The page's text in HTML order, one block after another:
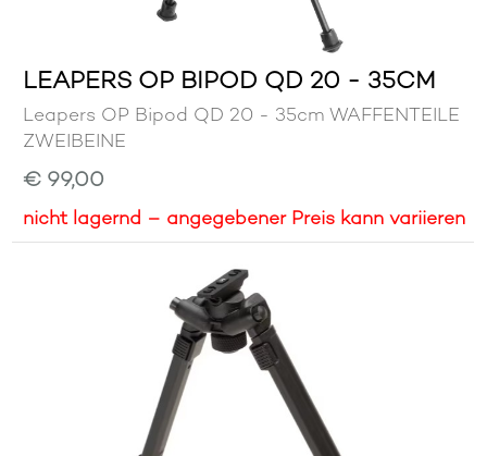
LEAPERS OP BIPOD QD 20 - 35CM
Leapers OP Bipod QD 20 - 35cm WAFFENTEILE
ZWEIBEINE
€ 99,00
nicht lagernd – angegebener Preis kann variieren